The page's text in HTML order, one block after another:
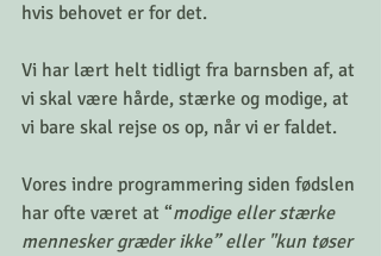
hvis behovet er for det.
Vi har lært helt tidligt fra barnsben af, at
vi skal være hårde, stærke og modige, at
vi bare skal rejse os op, når vi er faldet.
Vores indre programmering siden fødslen
har ofte været at “modige eller stærke
mennesker græder ikke” eller "kun tøser